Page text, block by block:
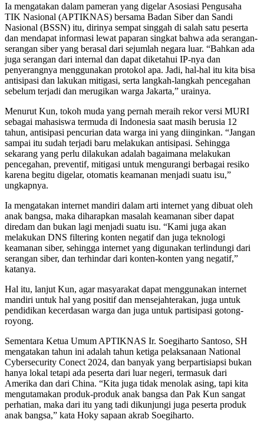
Ia mengatakan dalam pameran yang digelar Asosiasi Pengusaha
TIK Nasional (APTIKNAS) bersama Badan Siber dan Sandi
Nasional (BSSN) itu, dirinya sempat singgah di salah satu peserta
dan mendapat informasi lewat paparan singkat bahwa ada serangan-
serangan siber yang berasal dari sejumlah negara luar. “Bahkan ada
juga serangan dari internal dan dapat diketahui IP-nya dan
penyerangnya menggunakan protokol apa. Jadi, hal-hal itu kita bisa
antisipasi dan lakukan mitigasi, serta langkah-langkah pencegahan
sebelum terjadi dan merugikan warga Jakarta,” urainya.
Menurut Kun, tokoh muda yang pernah meraih rekor versi MURI
sebagai mahasiswa termuda di Indonesia saat masih berusia 12
tahun, antisipasi pencurian data warga ini yang diinginkan. “Jangan
sampai itu sudah terjadi baru melakukan antisipasi. Sehingga
sekarang yang perlu dilakukan adalah bagaimana melakukan
pencegahan, preventif, mitigasi untuk mengurangi berbagai resiko
karena begitu digelar, otomatis keamanan menjadi suatu isu,”
ungkapnya.
Ia mengatakan internet mandiri dalam arti internet yang dibuat oleh
anak bangsa, maka diharapkan masalah keamanan siber dapat
diredam dan bukan lagi menjadi suatu isu. “Kami juga akan
melakukan DNS filtering konten negatif dan juga teknologi
keamanan siber, sehingga internet yang digunakan terlindungi dari
serangan siber, dan terhindar dari konten-konten yang negatif,”
katanya.
Hal itu, lanjut Kun, agar masyarakat dapat menggunakan internet
mandiri untuk hal yang positif dan mensejahterakan, juga untuk
pendidikan kecerdasan warga dan juga untuk partisipasi gotong-
royong.
Sementara Ketua Umum APTIKNAS Ir. Soegiharto Santoso, SH
mengatakan tahun ini adalah tahun ketiga pelaksanaan National
Cybersecurity Conect 2024, dan banyak yang berpartisiapsi bukan
hanya lokal tetapi ada peserta dari luar negeri, termasuk dari
Amerika dan dari China. “Kita juga tidak menolak asing, tapi kita
mengutamakan produk-produk anak bangsa dan Pak Kun sangat
perhatian, maka dari itu yang tadi dikunjungi juga peserta produk
anak bangsa,” kata Hoky sapaan akrab Soegiharto.